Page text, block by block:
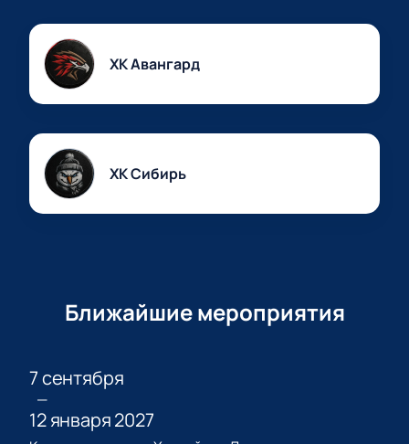
ХК Авангард
ХК Сибирь
Ближайшие мероприятия
7 сентября
—
12 января 2027